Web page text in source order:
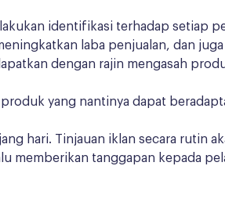
identifikasi terhadap setiap
laba penjualan, dan juga
dengan rajin mengasah
yang nantinya dapat
hari. Tinjauan iklan secara rutin
memberikan tanggapan kepada